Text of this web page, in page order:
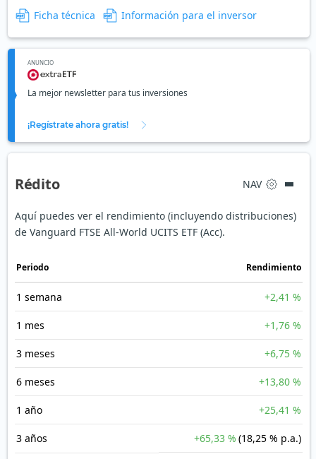
Ficha técnica
Información para el inversor
ANUNCIO
La mejor newsletter para tus inversiones
¡Regístrate ahora gratis!
Rédito NAV
Aquí puedes ver el rendimiento (incluyendo distribuciones)
de Vanguard FTSE All-World UCITS ETF (Acc).
Periodo Rendimiento
1 semana +2,41 %
1 mes +1,76 %
3 meses +6,75 %
6 meses +13,80 %
1 año +25,41 %
3 años +65,33 % (18,25 % p.a.)